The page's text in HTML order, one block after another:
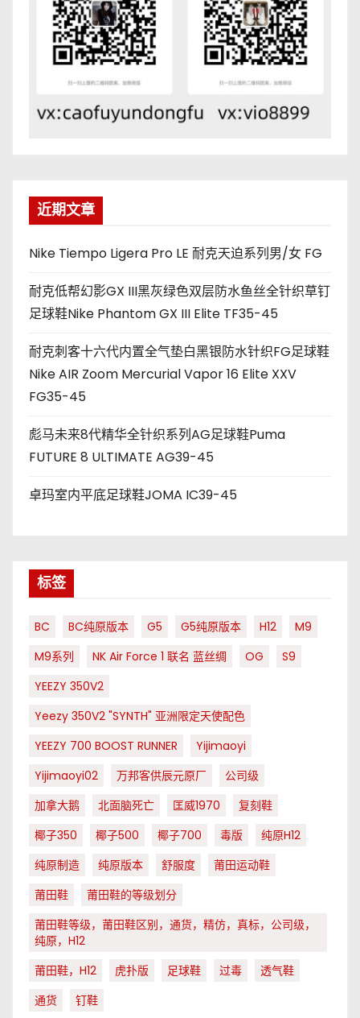
近期文章
Nike Tiempo Ligera Pro LE 耐克天迫系列男/女 FG
耐克低帮幻影GX III黑灰绿色双层防水鱼丝全针织草钉
足球鞋Nike Phantom GX III Elite TF35-45
耐克刺客十六代内置全气垫白黑银防水针织FG足球鞋
Nike AIR Zoom Mercurial Vapor 16 Elite XXV
FG35-45
彪马未来8代精华全针织系列AG足球鞋Puma
FUTURE 8 ULTIMATE AG39-45
卓玛室内平底足球鞋JOMA IC39-45
标签
BC BC纯原版本 G5 G5纯原版本 H12
M9
M9系列
NK Air Force 1 联名 蓝丝绸 OG
S9
YEEZY 350V2
Yeezy 350V2 "SYNTH" 亚洲限定天使配色
YEEZY 700 BOOST RUNNER
Yijimaoyi
Yijimaoyi02
万邦客供辰元原厂
公司级
加拿大鹅
北面脑死亡 匡威1970
复刻鞋
椰子350
椰子500 椰子700 毒版
纯原H12
纯原制造
纯原版本 舒服度
莆田运动鞋
莆田鞋
莆田鞋的等级划分
莆田鞋等级，莆田鞋区别，通货，精仿，真标，公司级，
纯原，H12
莆田鞋，H12
虎扑版 足球鞋 过毒
透气鞋
通货
钉鞋